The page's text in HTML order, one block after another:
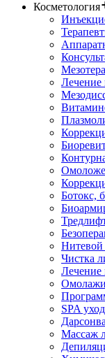
Косметология
Лечение
Ботокс,
Чистка
Лечение
SPA
Массаж